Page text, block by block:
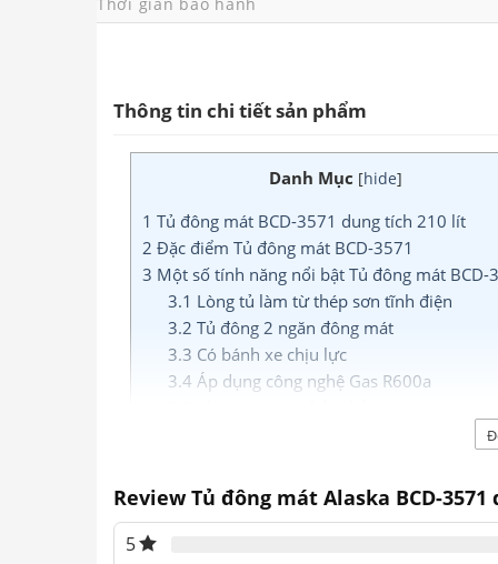
Thông tin chi tiết sản phẩm
Danh Mục [hide]
1 Tủ đông mát BCD-3571 dung tích 210 lít
2 Đặc điểm Tủ đông mát BCD-3571
3 Một số tính năng nổi bật Tủ đông mát BCD-
3.1 Lòng tủ làm từ thép sơn tĩnh điện
3.2 Tủ đông 2 ngăn đông mát
3.3 Có bánh xe chịu lực
3.4 Áp dụng công nghệ Gas R600a
Tủ đông mát BCD-3571
Tủ đông mát BCD-3571 tủ
Review Tủ đông mát Alaska BCD-3571
5